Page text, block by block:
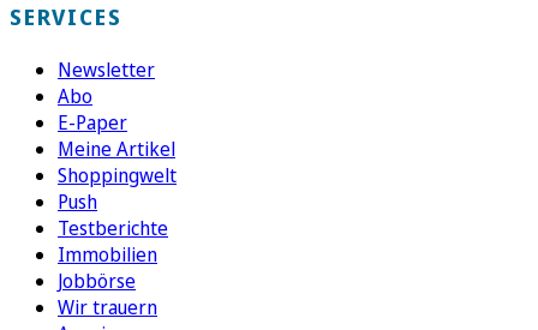
SERVICES
Newsletter
Abo
E-Paper
Meine Artikel
Shoppingwelt
Push
Testberichte
Immobilien
Jobbörse
Wir trauern